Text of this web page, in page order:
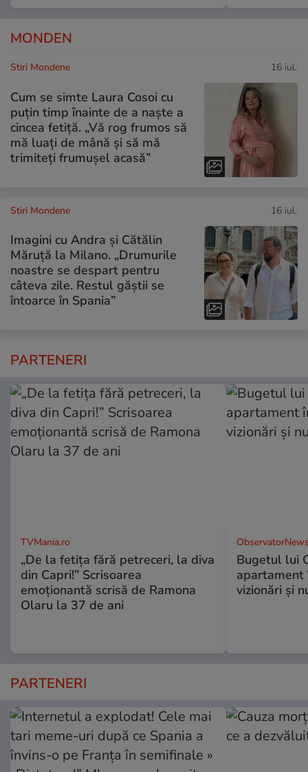
MONDEN
Stiri Mondene 16 iul.
Cum se simte Laura Cosoi cu
puțin timp înainte de a naște a
cincea fetiță. „Vă rog frumos să
mă luați de mână și să mă
trimiteți frumușel acasă”
Stiri Mondene 16 iul.
Imagini cu Andra și Cătălin
Măruță la Milano. „Drumurile
noastre se despart pentru
câteva zile. Restul găștii se
întoarce în Spania”
PARTENERI
TVMania.ro
„De la fetița fără petreceri, la diva
din Capri!” Scrisoarea
emoționantă scrisă de Ramona
Olaru la 37 de ani
Bugetul lui
apartament
vizionări şi
PARTENERI